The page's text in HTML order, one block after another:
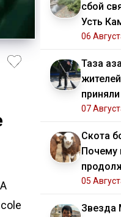
сбой
Усть
06
Таза
07
Скота
Почему
05
Звезда